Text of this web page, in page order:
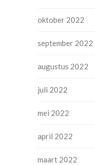
oktober 2022
september 2022
augustus 2022
juli 2022
mei 2022
april 2022
maart 2022